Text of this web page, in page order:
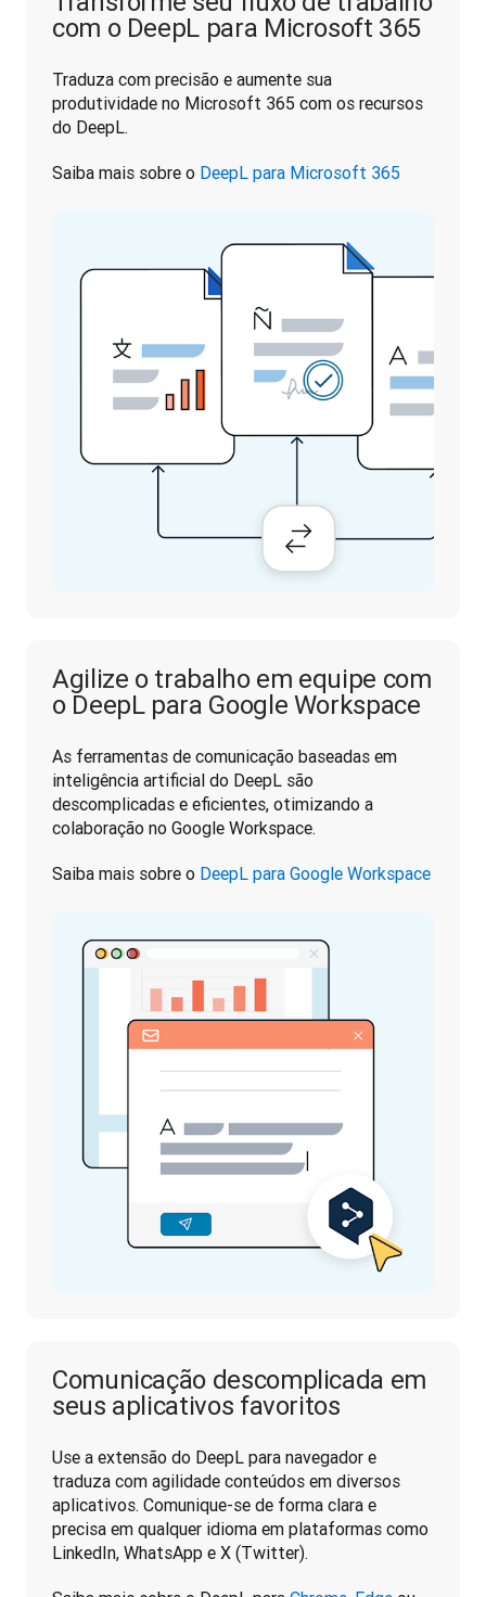
com o DeepL para Microsoft 365
Traduza com precisão e aumente sua
produtividade no Microsoft 365 com os recursos
do DeepL.
Saiba mais sobre o DeepL para Microsoft 365
Agilize o trabalho em equipe com
o DeepL para Google Workspace
As ferramentas de comunicação baseadas em
inteligência artificial do DeepL são
descomplicadas e eficientes, otimizando a
colaboração no Google Workspace.
Saiba mais sobre o DeepL para Google Workspace
Comunicação descomplicada em
seus aplicativos favoritos
Use a extensão do DeepL para navegador e
traduza com agilidade conteúdos em diversos
aplicativos. Comunique-se de forma clara e
precisa em qualquer idioma em plataformas como
LinkedIn, WhatsApp e X (Twitter).